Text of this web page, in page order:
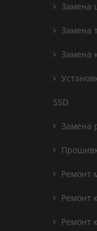
Замена
Замена
Замена
SSD
Замена
Ремонт
Ремонт
Ремонт